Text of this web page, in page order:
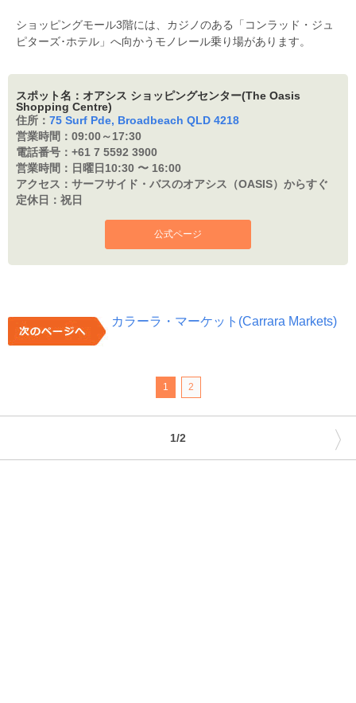
ショッピングモール3階には、カジノのある「コンラッド・ジュ
ピターズ･ホテル」へ向かうモノレール乗り場があります。
スポット名：オアシス ショッピングセンター(The Oasis
Shopping Centre)
住所： 75 Surf Pde, Broadbeach QLD 4218
営業時間： 09:00～17:30
電話番号： +61 7 5592 3900
営業時間： 日曜日10:30 〜 16:00
アクセス： サーフサイド・バスのオアシス（OASIS）からすぐ
定休日： 祝日
公式ページ
カラーラ・マーケット(Carrara Markets)
1 2
1/2 〉